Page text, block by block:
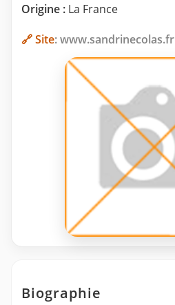
Origine : La France
🔗 Site: www.sandrinecolas.fr
Biographie